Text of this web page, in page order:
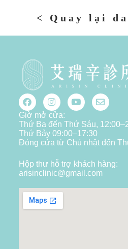
< Quay lại
Giờ mở cửa:
Thứ Ba đến Thứ Sáu,
Thứ Bảy 09:00–17:30
Đóng cửa từ Chủ nhật đến
Hộp thư hỗ trợ khách hàng:
arisinclinic@gmail.com